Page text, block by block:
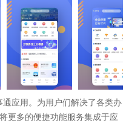
应用。为用户们解决了各类办
更多的便捷功能服务集成于应